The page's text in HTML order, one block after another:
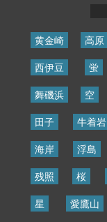
黄金崎 高原
西伊豆 蛍
舞磯浜 空
田子 牛着岩
海岸 浮島
残照 桜
星 愛鷹山